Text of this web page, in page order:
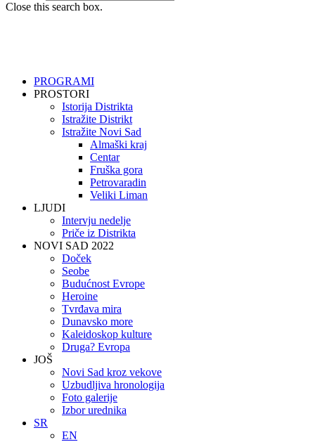
Close this search box.
PROGRAMI
PROSTORI
Istorija Distrikta
Istražite Distrikt
Istražite Novi Sad
Almaški kraj
Centar
Fruška gora
Petrovaradin
Veliki Liman
LJUDI
Intervju nedelje
Priče iz Distrikta
NOVI SAD 2022
Doček
Seobe
Budućnost Evrope
Heroine
Tvrđava mira
Dunavsko more
Kaleidoskop kulture
Druga? Evropa
JOŠ
Novi Sad kroz vekove
Uzbudljiva hronologija
Foto galerije
Izbor urednika
SR
EN